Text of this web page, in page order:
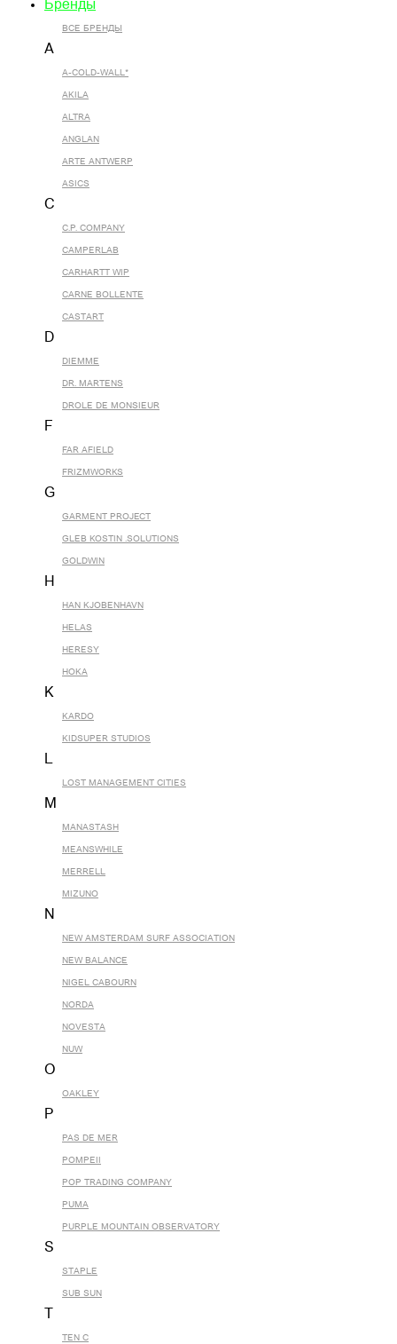
Бренды
ВСЕ БРЕНДЫ
A
A-COLD-WALL*
AKILA
ALTRA
ANGLAN
ARTE ANTWERP
ASICS
C
C.P. COMPANY
CAMPERLAB
CARHARTT WIP
CARNE BOLLENTE
CASTART
D
DIEMME
DR. MARTENS
DROLE DE MONSIEUR
F
FAR AFIELD
FRIZMWORKS
G
GARMENT PROJECT
GLEB KOSTIN .SOLUTIONS
GOLDWIN
H
HAN KJOBENHAVN
HELAS
HERESY
HOKA
K
KARDO
KIDSUPER STUDIOS
L
LOST MANAGEMENT CITIES
M
MANASTASH
MEANSWHILE
MERRELL
MIZUNO
N
NEW AMSTERDAM SURF ASSOCIATION
NEW BALANCE
NIGEL CABOURN
NORDA
NOVESTA
NUW
O
OAKLEY
P
PAS DE MER
POMPEII
POP TRADING COMPANY
PUMA
PURPLE MOUNTAIN OBSERVATORY
S
STAPLE
SUB SUN
TEN C